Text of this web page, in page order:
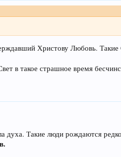
Христову Любовь. Такие
в такое страшное время
духа. Такие люди рождаются